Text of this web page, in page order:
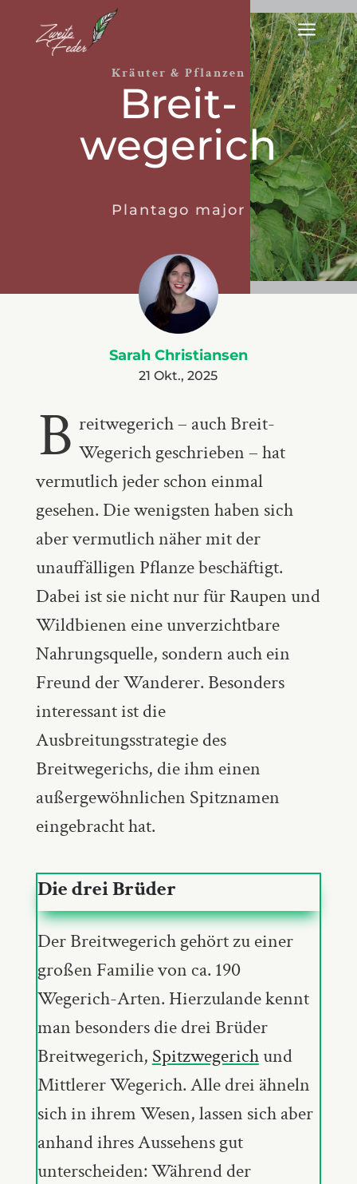
a
Kräuter & Pflanzen
Breit­
wege­rich
Plantago major
Sarah Christiansen
21 Okt., 2025
B reitwegerich – auch Breit-
Wegerich geschrieben – hat
vermutlich jeder schon einmal
gesehen. Die wenigsten haben sich
aber vermutlich näher mit der
unauffälligen Pflanze beschäftigt.
Dabei ist sie nicht nur für Raupen und
Wildbienen eine unverzichtbare
Nahrungsquelle, sondern auch ein
Freund der Wanderer. Besonders
interessant ist die
Ausbreitungsstrategie des
Breitwegerichs, die ihm einen
außergewöhnlichen Spitznamen
eingebracht hat.
Die drei Brüder
Der Breitwegerich gehört zu einer
großen Familie von ca. 190
Wegerich-Arten. Hierzulande kennt
man besonders die drei Brüder
Breitwegerich, Spitzwegerichund
Mittlerer Wegerich. Alle drei ähneln
sich in ihrem Wesen, lassen sich aber
anhand ihres Aussehens gut
unterscheiden: Während der